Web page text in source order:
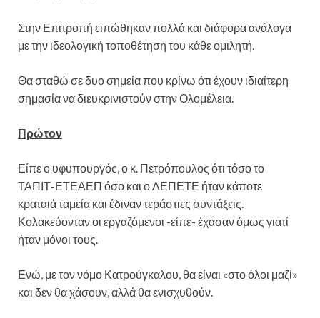
Στην Επιτροπή ειπώθηκαν πολλά και διάφορα ανάλογα
με την ιδεολογική τοποθέτηση του κάθε ομιλητή.
Θα σταθώ σε δυο σημεία που κρίνω ότι έχουν ιδιαίτερη
σημασία να διευκρινιστούν στην Ολομέλεια.
Πρώτον
Είπε ο υφυπουργός, ο κ. Πετρόπουλος ότι τόσο το
ΤΑΠΙΤ-ΕΤΕΑΕΠ όσο και ο ΛΕΠΕΤΕ ήταν κάποτε
κραταιά ταμεία και έδιναν τεράστιες συντάξεις.
Κολακεύονταν οι εργαζόμενοι -είπε- έχασαν όμως γιατί
ήταν μόνοι τους.
Ενώ, με τον νόμο Κατρούγκαλου, θα είναι «στο όλοι μαζί»
και δεν θα χάσουν, αλλά θα ενισχυθούν.